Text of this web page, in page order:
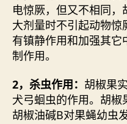
电惊厥，但又不相同，
大剂量时不引起动物
有镇静作用和加强其
制作用。
2，杀虫作用： 胡椒果
犬弓蛔虫的作用。胡
胡椒油碱B对果蝇幼虫